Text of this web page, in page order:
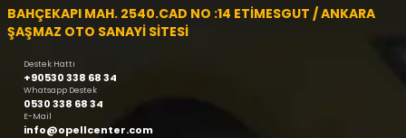
BAHÇEKAPI MAH. 2540.CAD NO :14 ETİMESGUT / ANKARA
ŞAŞMAZ OTO SANAYİ SİTESİ
Destek Hattı
+90530 338 68 34
Whatsapp Destek
0530 338 68 34
E-Mail
info@opellcenter.com